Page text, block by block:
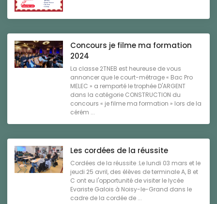
Concours je filme ma formation
2024
La classe 2TNEB est heureuse de vous
annoncer que le court-métrage « Bac Pro
MELEC » a remporté le trophée D'ARGENT
dans la catégorie CONSTRUCTION du
concours « je filme ma formation » lors de la
cérém ...
Les cordées de la réussite
Cordées de la réussite :Le lundi 03 mars et le
jeudi 25 avril, des élèves de terminale A, B et
C ont eu l'opportunité de visiter le lycée
Evariste Galois à Noisy-le-Grand dans le
cadre de la cordée de ...